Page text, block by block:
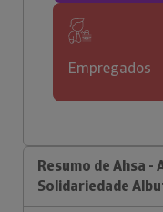
Empregados
Resumo de Ahsa
Solidariedade